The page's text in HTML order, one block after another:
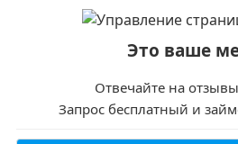
Это ваше
Отвечайте на
Запрос бесплатный и